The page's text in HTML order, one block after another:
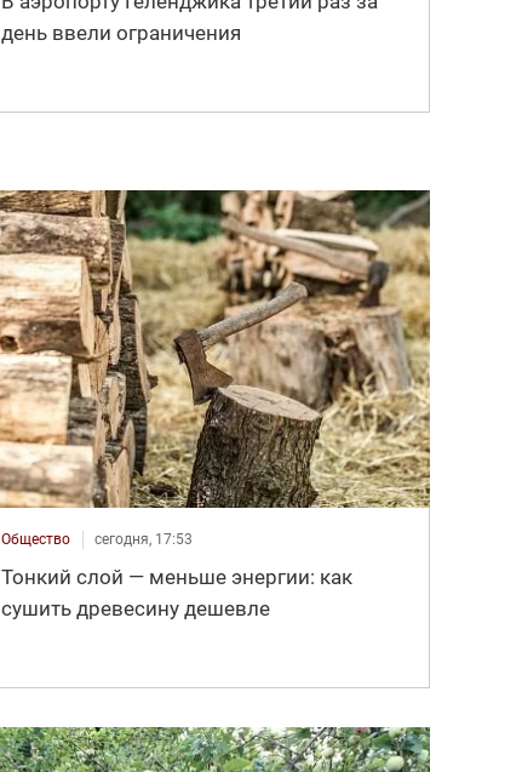
день ввели ограничения
Общество сегодня, 17:53
Тонкий слой — меньше энергии: как
сушить древесину дешевле